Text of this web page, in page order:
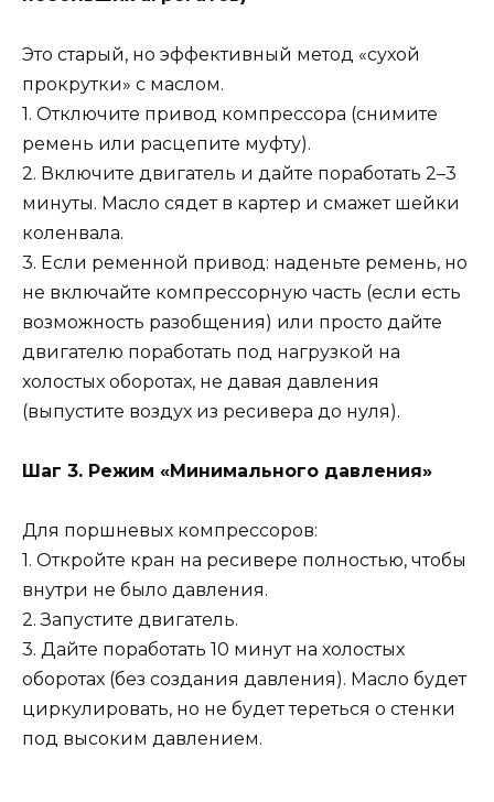
Это старый, но эффективный метод «сухой
прокрутки» с маслом.
1. Отключите привод компрессора (снимите
ремень или расцепите муфту).
2. Включите двигатель и дайте поработать 2–3
минуты. Масло сядет в картер и смажет шейки
коленвала.
3. Если ременной привод: наденьте ремень, но
не включайте компрессорную часть (если есть
возможность разобщения) или просто дайте
двигателю поработать под нагрузкой на
холостых оборотах, не давая давления
(выпустите воздух из ресивера до нуля).
Шаг 3. Режим «Минимального давления»
Для поршневых компрессоров:
1. Откройте кран на ресивере полностью, чтобы
внутри не было давления.
2. Запустите двигатель.
3. Дайте поработать 10 минут на холостых
оборотах (без создания давления). Масло будет
циркулировать, но не будет тереться о стенки
под высоким давлением.